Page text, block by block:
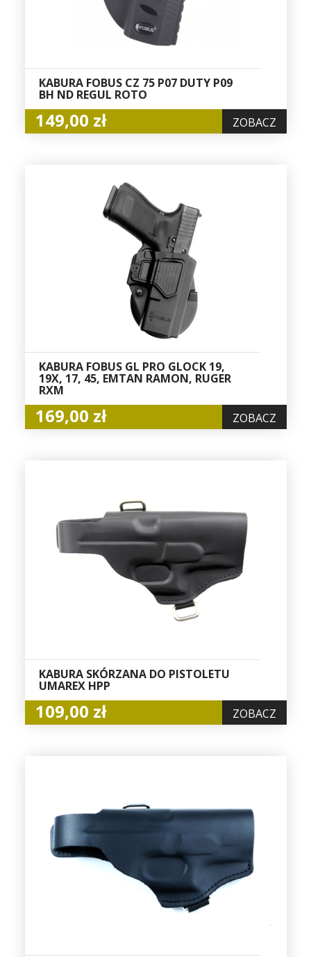
KABURA FOBUS CZ 75 P07 DUTY P09
BH ND REGUL ROTO
149,00 zł ZOBACZ
KABURA FOBUS GL PRO GLOCK 19,
19X, 17, 45, EMTAN RAMON, RUGER
RXM
169,00 zł ZOBACZ
KABURA SKÓRZANA DO PISTOLETU
UMAREX HPP
109,00 zł ZOBACZ